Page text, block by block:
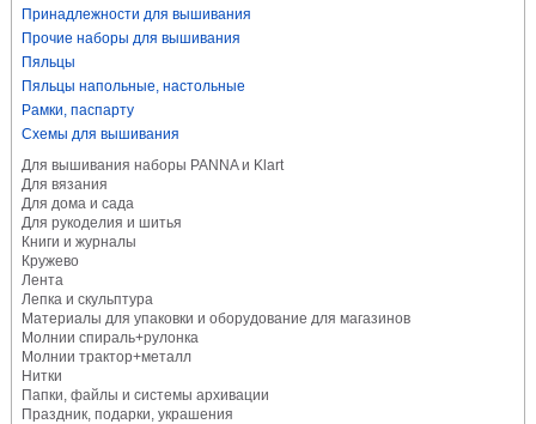
Принадлежности для вышивания
Прочие наборы для вышивания
Пяльцы
Пяльцы напольные, настольные
Рамки, паспарту
Схемы для вышивания
Для вышивания наборы PANNA и Klart
Для вязания
Для дома и сада
Для рукоделия и шитья
Книги и журналы
Кружево
Лента
Лепка и скульптура
Материалы для упаковки и оборудование для магазинов
Молнии спираль+рулонка
Молнии трактор+металл
Нитки
Папки, файлы и системы архивации
Праздник, подарки, украшения